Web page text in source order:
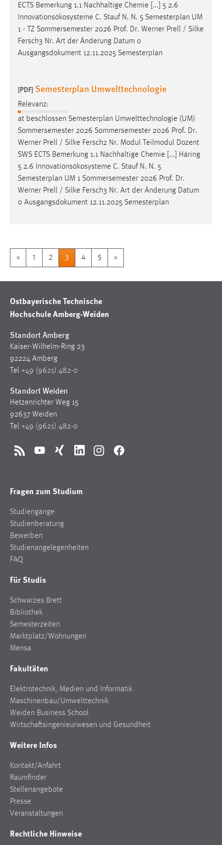
ECTS Bemerkung 1.1 Nachhaltige Chemie [...] 5 2.6
Innovationsökosysteme C. Stauf N. N. 5 Semesterplan UM
1 - TZ Sommersemester 2026 Prof. Dr. Werner Prell / Silke
Fersch3 Nr. Art der Änderung Datum 0
Ausgangsdokument 12.11.2025 Semesterplan
[PDF] Semesterplan Umwelttechnologie
Relevanz:
at beschlossen Semesterplan Umwelttechnologie (UM)
Sommersemester 2026 Sommersemester 2026 Prof. Dr.
Werner Prell / Silke Fersch2 Nr. Modul Teilmodul Dozent
SWS ECTS Bemerkung 1.1 Nachhaltige Chemie [...] Häring
5 2.6 Innovationsökosysteme C. Stauf N. N. 5
Semesterplan UM 1 Sommersemester 2026 Prof. Dr.
Werner Prell / Silke Fersch3 Nr. Art der Änderung Datum
0 Ausgangsdokument 12.11.2025 Semesterplan
« 1 2 3 4 5 »
Ostbayerische Technische
Hochschule Amberg-Weiden
Standort Amberg
Kaiser-Wilhelm-Ring 23
92224 Amberg
Tel +49 (9621) 482-0
Standort Weiden
Hetzenrichter Weg 15
92637 Weiden
Tel +49 (9621) 482-0
RSS YouTubeXing LinkedInInstagramFacebook
Fragen zum Studium
Studiengänge
Studienberatung
Bewerben
Studienangelegenheiten
FAQ
Für Studis
Schwarzes Brett
Bibliothek
Semesterzeiten
Marktplatz/Wohnungen
Mensa
Fakultäten
Elektrotechnik, Medien und Informatik
Maschinenbau/Umwelttechnik
Weiden Business School
Wirtschaftsingenieurwesen und Gesundheit
Weitere Infos
Kontakt/Anfahrt
Raumfinder
Stellenangebote
Presse
Veranstaltungen
Rechtliche Hinweise